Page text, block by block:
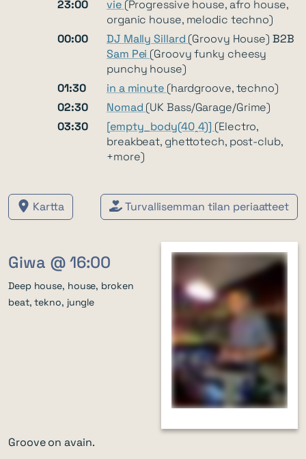
23:00
vie (Progressive house, afro house,
organic house, melodic techno)
00:00
DJ Mally Sillard (Groovy House) B2B
Sam Pei (Groovy funky cheesy
punchy house)
01:30
in a minute (hardgroove, techno)
02:30
Nomad (UK Bass/Garage/Grime)
03:30
[empty_body(40ꞈ4)] (Electro,
breakbeat, ghettotech, post-club,
+more)
Kartta Turvallisemman tilan periaatteet
Giwa @ 16:00
Deep house, house, broken
beat, tekno, jungle
Groove on avain.